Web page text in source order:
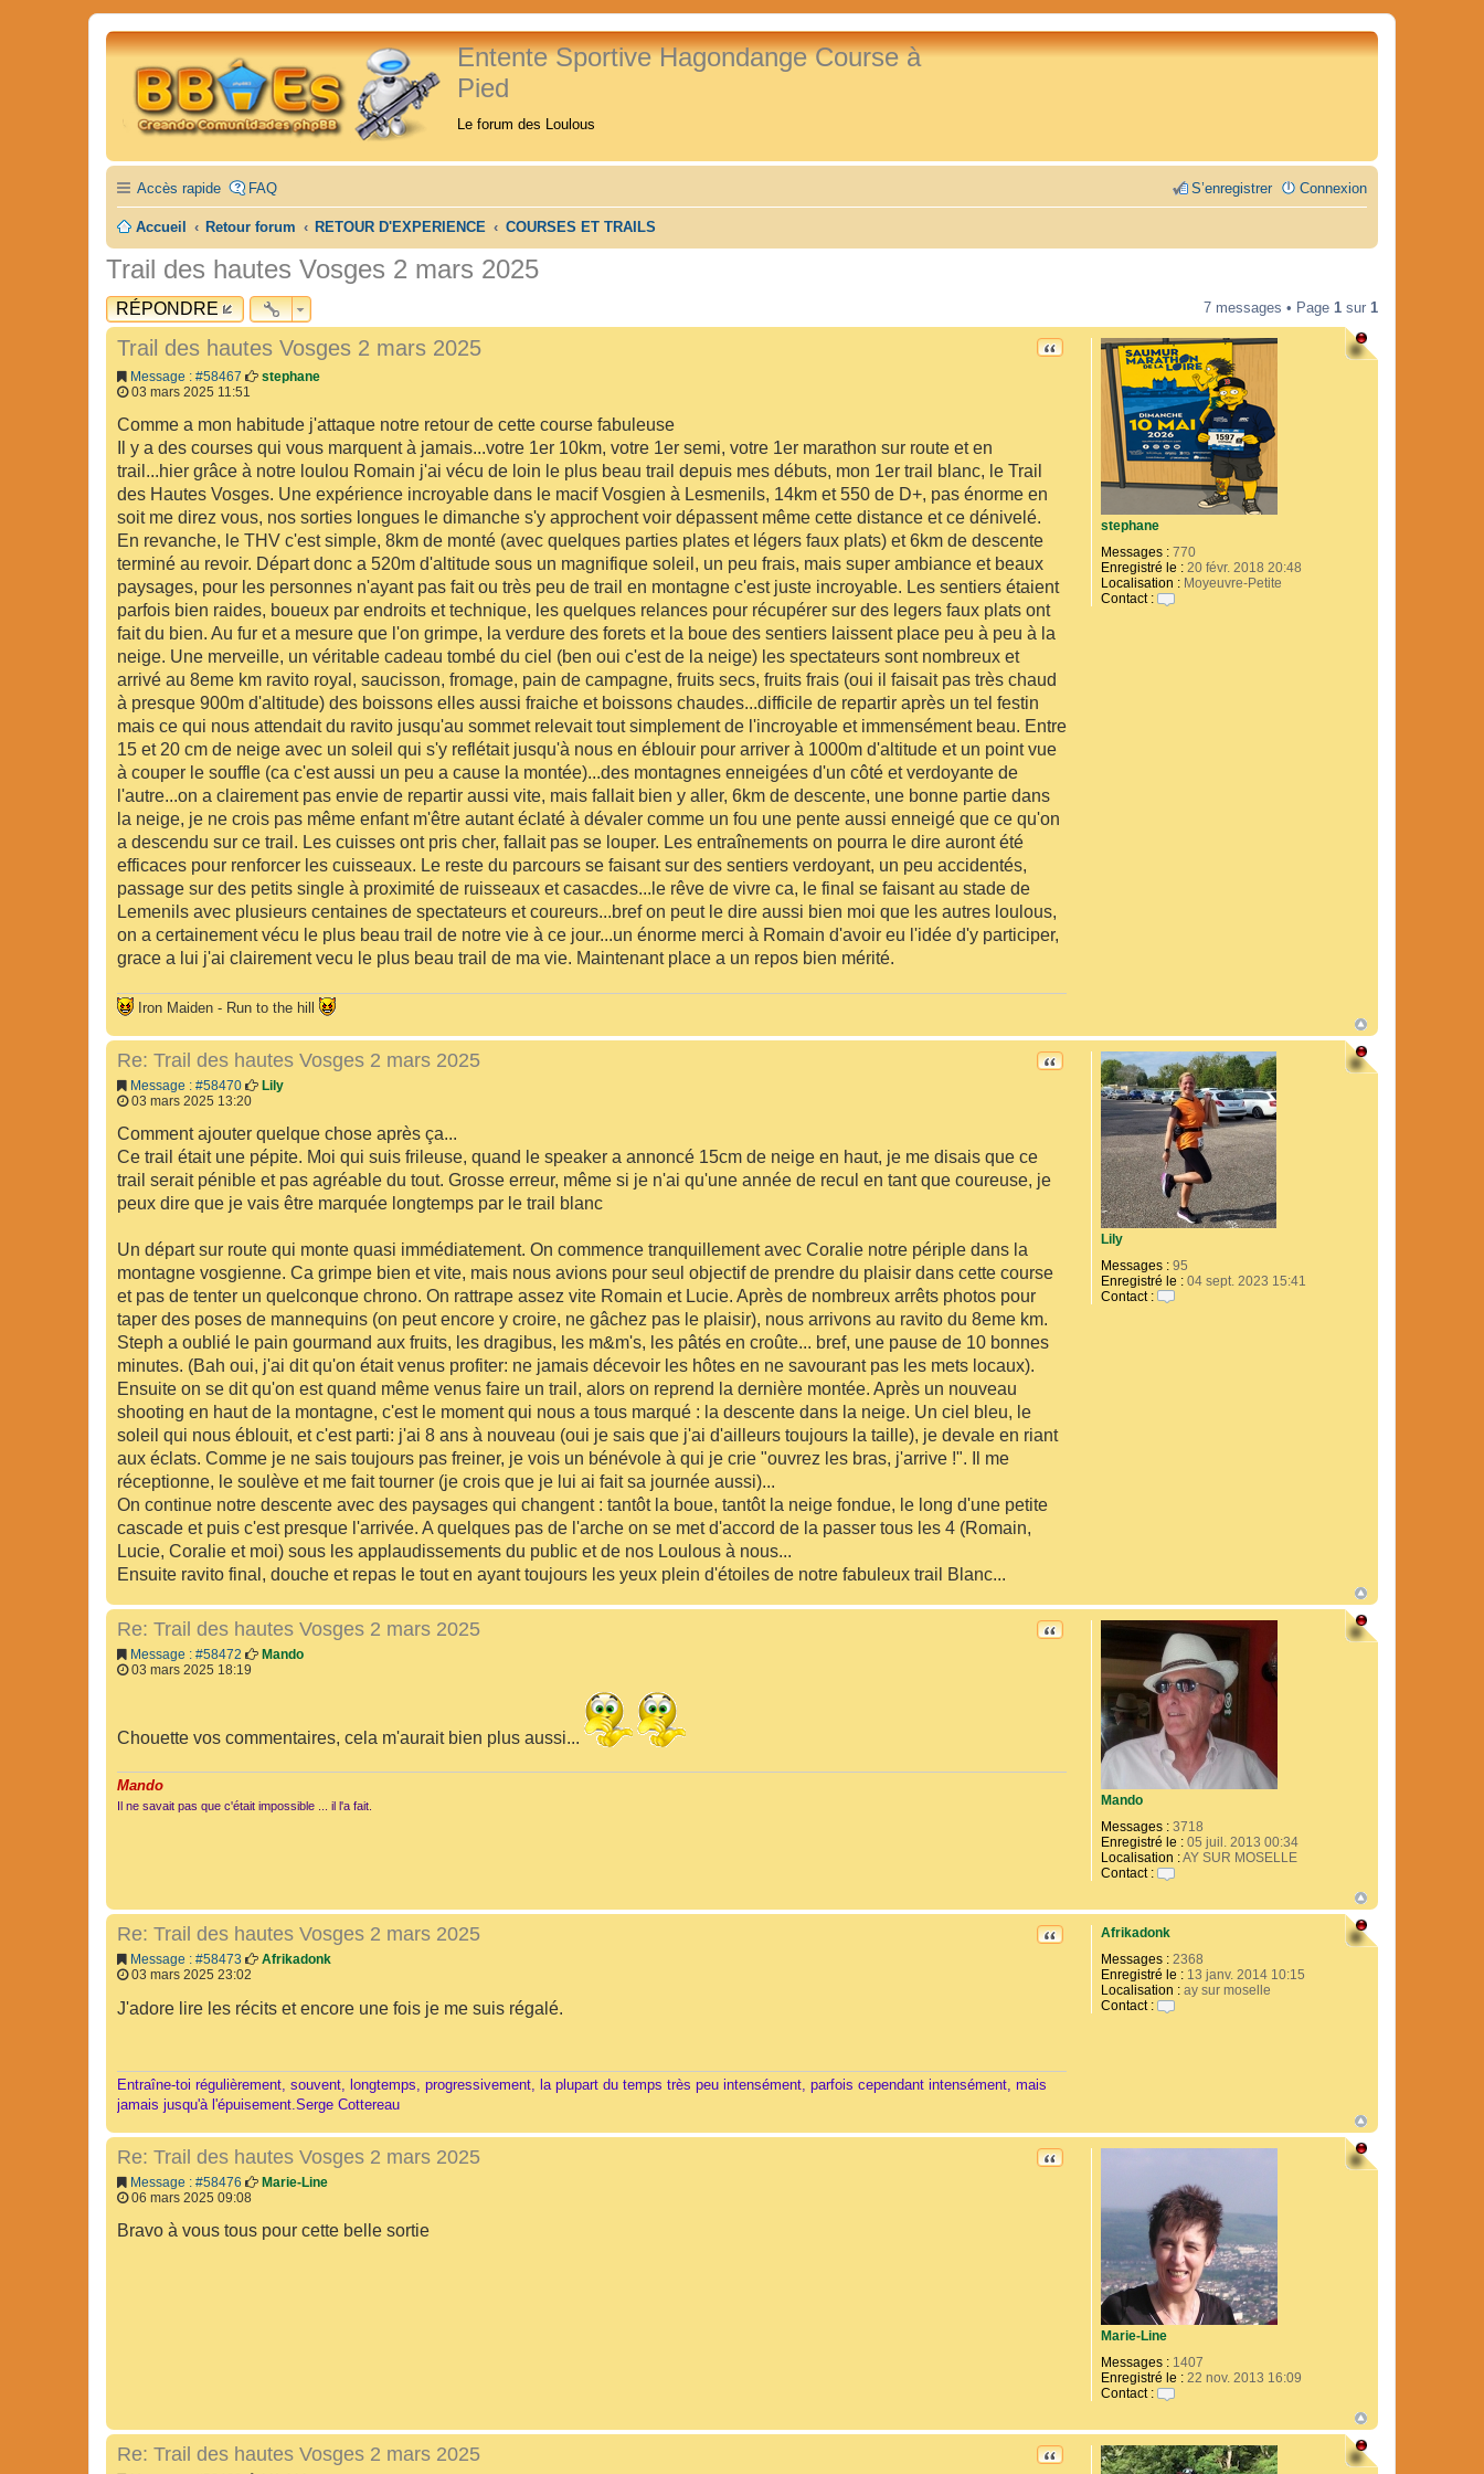
Entente Sportive Hagondange Course à
Pied
Le forum des Loulous
Accès rapide FAQ Connexion
S’enregistrer
Accueil Retour forum RETOUR D'EXPERIENCE COURSES ET TRAILS
Trail des hautes Vosges 2 mars 2025
RÉPONDRE 7 messages • Page 1 sur 1
stephane
Messages :770
Enregistré le :20 févr. 2018 20:48
Localisation :Moyeuvre-Petite
Contact :
Trail des hautes Vosges 2 mars 2025 CITATION
Message : #58467
stephane
03 mars 2025 11:51
Comme a mon habitude j'attaque notre retour de cette course fabuleuse
Il y a des courses qui vous marquent à jamais...votre 1er 10km, votre 1er semi, votre 1er marathon sur route et en
trail...hier grâce à notre loulou Romain j'ai vécu de loin le plus beau trail depuis mes débuts, mon 1er trail blanc, le Trail
des Hautes Vosges. Une expérience incroyable dans le macif Vosgien à Lesmenils, 14km et 550 de D+, pas énorme en
soit me direz vous, nos sorties longues le dimanche s'y approchent voir dépassent même cette distance et ce dénivelé.
En revanche, le THV c'est simple, 8km de monté (avec quelques parties plates et légers faux plats) et 6km de descente
terminé au revoir. Départ donc a 520m d'altitude sous un magnifique soleil, un peu frais, mais super ambiance et beaux
paysages, pour les personnes n'ayant pas fait ou très peu de trail en montagne c'est juste incroyable. Les sentiers étaient
parfois bien raides, boueux par endroits et technique, les quelques relances pour récupérer sur des legers faux plats ont
fait du bien. Au fur et a mesure que l'on grimpe, la verdure des forets et la boue des sentiers laissent place peu à peu à la
neige. Une merveille, un véritable cadeau tombé du ciel (ben oui c'est de la neige) les spectateurs sont nombreux et
arrivé au 8eme km ravito royal, saucisson, fromage, pain de campagne, fruits secs, fruits frais (oui il faisait pas très chaud
à presque 900m d'altitude) des boissons elles aussi fraiche et boissons chaudes...difficile de repartir après un tel festin
mais ce qui nous attendait du ravito jusqu'au sommet relevait tout simplement de l'incroyable et immensément beau. Entre
15 et 20 cm de neige avec un soleil qui s'y reflétait jusqu'à nous en éblouir pour arriver à 1000m d'altitude et un point vue
à couper le souffle (ca c'est aussi un peu a cause la montée)...des montagnes enneigées d'un côté et verdoyante de
l'autre...on a clairement pas envie de repartir aussi vite, mais fallait bien y aller, 6km de descente, une bonne partie dans
la neige, je ne crois pas même enfant m'être autant éclaté à dévaler comme un fou une pente aussi enneigé que ce qu'on
a descendu sur ce trail. Les cuisses ont pris cher, fallait pas se louper. Les entraînements on pourra le dire auront été
efficaces pour renforcer les cuisseaux. Le reste du parcours se faisant sur des sentiers verdoyant, un peu accidentés,
passage sur des petits single à proximité de ruisseaux et casacdes...le rêve de vivre ca, le final se faisant au stade de
Lemenils avec plusieurs centaines de spectateurs et coureurs...bref on peut le dire aussi bien moi que les autres loulous,
on a certainement vécu le plus beau trail de notre vie à ce jour...un énorme merci à Romain d'avoir eu l'idée d'y participer,
grace a lui j'ai clairement vecu le plus beau trail de ma vie. Maintenant place a un repos bien mérité.
Iron Maiden - Run to the hill
Lily
Messages :95
Enregistré le :04 sept. 2023 15:41
Contact :
Re: Trail des hautes Vosges 2 mars 2025 CITATION
Message : #58470
Lily
03 mars 2025 13:20
Comment ajouter quelque chose après ça...
Ce trail était une pépite. Moi qui suis frileuse, quand le speaker a annoncé 15cm de neige en haut, je me disais que ce
trail serait pénible et pas agréable du tout. Grosse erreur, même si je n'ai qu'une année de recul en tant que coureuse, je
peux dire que je vais être marquée longtemps par le trail blanc
Un départ sur route qui monte quasi immédiatement. On commence tranquillement avec Coralie notre périple dans la
montagne vosgienne. Ca grimpe bien et vite, mais nous avions pour seul objectif de prendre du plaisir dans cette course
et pas de tenter un quelconque chrono. On rattrape assez vite Romain et Lucie. Après de nombreux arrêts photos pour
taper des poses de mannequins (on peut encore y croire, ne gâchez pas le plaisir), nous arrivons au ravito du 8eme km.
Steph a oublié le pain gourmand aux fruits, les dragibus, les m&m's, les pâtés en croûte... bref, une pause de 10 bonnes
minutes. (Bah oui, j'ai dit qu'on était venus profiter: ne jamais décevoir les hôtes en ne savourant pas les mets locaux).
Ensuite on se dit qu'on est quand même venus faire un trail, alors on reprend la dernière montée. Après un nouveau
shooting en haut de la montagne, c'est le moment qui nous a tous marqué : la descente dans la neige. Un ciel bleu, le
soleil qui nous éblouit, et c'est parti: j'ai 8 ans à nouveau (oui je sais que j'ai d'ailleurs toujours la taille), je devale en riant
aux éclats. Comme je ne sais toujours pas freiner, je vois un bénévole à qui je crie "ouvrez les bras, j'arrive !". Il me
réceptionne, le soulève et me fait tourner (je crois que je lui ai fait sa journée aussi)...
On continue notre descente avec des paysages qui changent : tantôt la boue, tantôt la neige fondue, le long d'une petite
cascade et puis c'est presque l'arrivée. A quelques pas de l'arche on se met d'accord de la passer tous les 4 (Romain,
Lucie, Coralie et moi) sous les applaudissements du public et de nos Loulous à nous...
Ensuite ravito final, douche et repas le tout en ayant toujours les yeux plein d'étoiles de notre fabuleux trail Blanc...
Mando
Messages :3718
Enregistré le :05 juil. 2013 00:34
Localisation :AY SUR MOSELLE
Contact :
a
c
t
e
r
Re: Trail des hautes Vosges 2 mars 2025 CITATION
Message : #58472
Mando
03 mars 2025 18:19
Chouette vos commentaires, cela m'aurait bien plus aussi...
Mando
Il ne savait pas que c'était impossible ... il l'a fait.
Afrikadonk
Messages :2368
Enregistré le :13 janv. 2014 10:15
Localisation :ay sur moselle
Contact :
e
r
r
i
k
a
d
o
n
k
Re: Trail des hautes Vosges 2 mars 2025 CITATION
Message : #58473
Afrikadonk
03 mars 2025 23:02
J'adore lire les récits et encore une fois je me suis régalé.
Entraîne-toi régulièrement, souvent, longtemps, progressivement, la plupart du temps très peu intensément, parfois cependant intensément, mais
jamais jusqu'à l'épuisement.Serge Cottereau
Marie-Line
Messages :1407
Enregistré le :22 nov. 2013 16:09
Contact :
n
t
a
Re: Trail des hautes Vosges 2 mars 2025 CITATION
Message : #58476
Marie-Line
06 mars 2025 09:08
Bravo à vous tous pour cette belle sortie
Re: Trail des hautes Vosges 2 mars 2025 CITATION